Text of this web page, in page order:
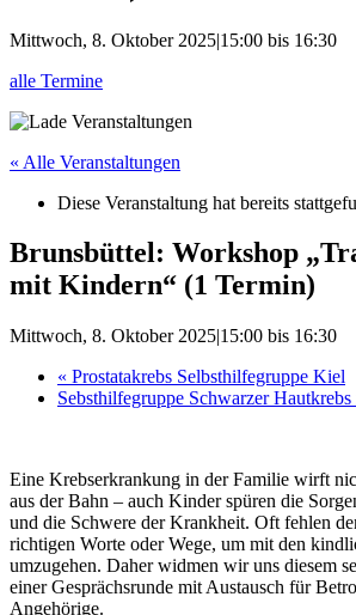
Mittwoch, 8. Oktober 2025|15:00 bis 16:30
alle Termine
« Alle Veranstaltungen
Diese Veranstaltung hat bereits
Brunsbüttel: Workshop
mit Kindern“ (1 Termin)
Mittwoch, 8. Oktober 2025|15:00 bis 16:30
« Prostatakrebs Selbsthilfegruppe Kiel
Sebsthilfegruppe Schwarzer
Eine Krebserkrankung in der Familie wirft
aus der Bahn – auch Kinder spüren die
und die Schwere der Krankheit. Oft fehlen
richtigen Worte oder Wege, um mit den
umzugehen. Daher widmen wir uns diesem
einer Gesprächsrunde mit Austausch für
Angehörige.